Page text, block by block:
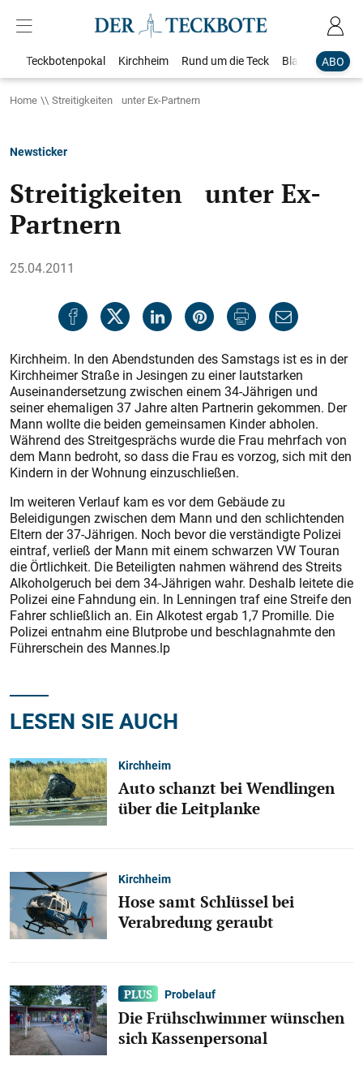
ABO
Teckbotenpokal Kirchheim Rund um die Teck Blaulicht
Home Streitigkeiten unter Ex-Partnern
Newsticker
Streitigkeiten unter Ex-
Partnern
25.04.2011
Kirchheim. In den Abendstunden des Samstags ist es in der
Kirchheimer Straße in Jesingen zu einer lautstarken
Auseinandersetzung zwischen einem 34-Jährigen und
seiner ehemaligen 37 Jahre alten Partnerin gekommen. Der
Mann wollte die beiden gemeinsamen Kinder abholen.
Während des Streitgesprächs wurde die Frau mehrfach von
dem Mann bedroht, so dass die Frau es vorzog, sich mit den
Kindern in der Wohnung einzuschließen.
Im weiteren Verlauf kam es vor dem Gebäude zu
Beleidigungen zwischen dem Mann und den schlichtenden
Eltern der 37-Jährigen. Noch bevor die verständigte Polizei
eintraf, verließ der Mann mit einem schwarzen VW Touran
die Örtlichkeit. Die Beteiligten nahmen während des Streits
Alkoholgeruch bei dem 34-Jährigen wahr. Deshalb leitete die
Polizei eine Fahndung ein. In Lenningen traf eine Streife den
Fahrer schließlich an. Ein Alkotest ergab 1,7 Promille. Die
Polizei entnahm eine Blutprobe und beschlagnahmte den
Führerschein des Mannes.lp
LESEN SIE AUCH
Kirchheim
Auto schanzt bei Wendlingen
über die Leitplanke
Kirchheim
Hose samt Schlüssel bei
Verabredung geraubt
Probelauf
Die Frühschwimmer wünschen
sich Kassenpersonal